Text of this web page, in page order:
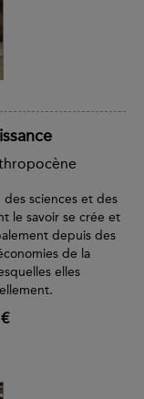
des sciences et des
le savoir se crée et
depuis des
de la
elles